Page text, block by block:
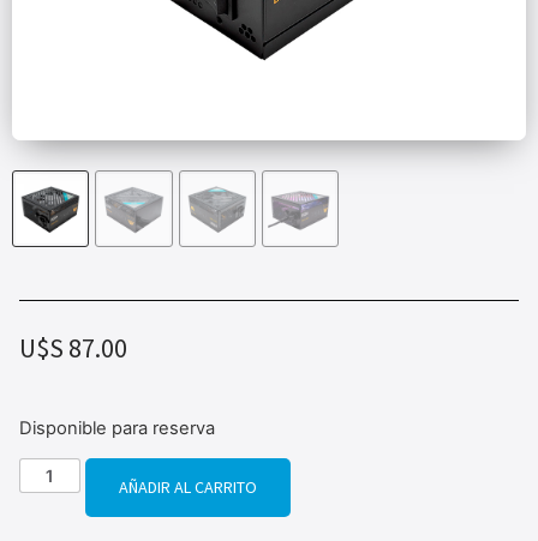
U$S 87.00
Disponible para reserva
AÑADIR AL CARRITO